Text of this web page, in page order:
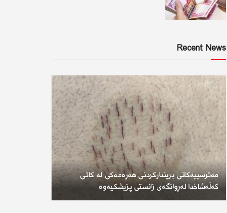
Recent News
مەترسییەکانی بریندارکردنی هەڕەمەکی لە کاتی
کەڵەشاخدا لەڕوانگەی زانستی پزیشکیەوە